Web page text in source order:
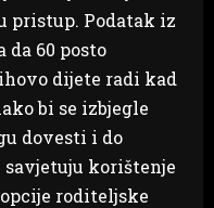
pristup. Podatak iz
60 posto
dijete radi kad
bi se izbjegle
dovesti i do
korištenje
roditeljske